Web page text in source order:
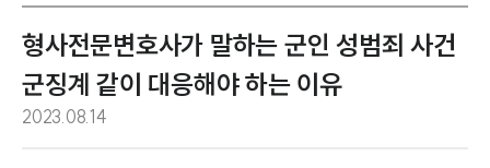
형사전문변호사가 말하는 군인 성범죄 사건
군징계 같이 대응해야 하는 이유
2023.08.14